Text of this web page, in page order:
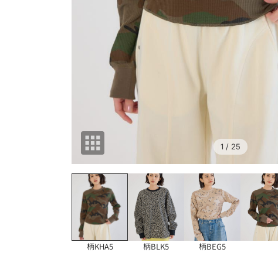
1 / 25
柄KHA5 柄BLK5 柄BEG5